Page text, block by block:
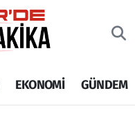
EKONOMİ GÜNDEM